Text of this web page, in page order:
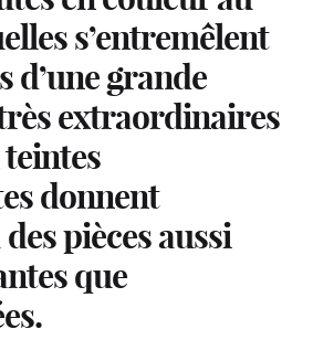
s’entremêlent
d’une grande
extraordinaires
donnent
pièces aussi
que